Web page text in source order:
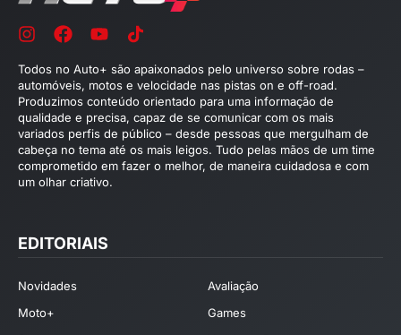
Todos no Auto+ são apaixonados pelo universo sobre rodas –
automóveis, motos e velocidade nas pistas on e off-road.
Produzimos conteúdo orientado para uma informação de
qualidade e precisa, capaz de se comunicar com os mais
variados perfis de público – desde pessoas que mergulham de
cabeça no tema até os mais leigos. Tudo pelas mãos de um time
comprometido em fazer o melhor, de maneira cuidadosa e com
um olhar criativo.
EDITORIAIS
Novidades
Avaliação
Moto+
Games